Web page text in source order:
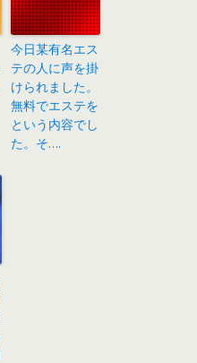
今日某有名エス
テの人に声を掛
けられました。
無料でエステを
という内容でし
た。そ….